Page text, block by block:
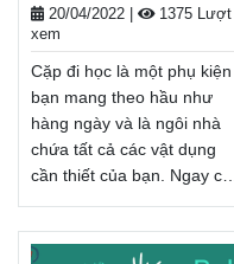
FreeShip toàn quốc, Miễn
phí đổi trả hàng, thanh toán
tiền khi nhận hàng.
Xem thêm
Balodep.shop
20/04/2022
1375 Lượt
xem
Cặp đi học là một phụ kiện
bạn mang theo hầu như
hàng ngày và là ngôi nhà
chứa tất cả các vật dụng
cần thiết của bạn. Ngay cả
một chiếc cặp đi học nữ có
thể là vật bất ly thân của